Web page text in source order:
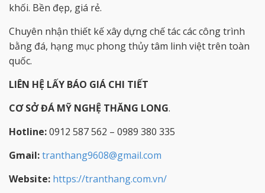
khối. Bền đẹp, giá rẻ.
Chuyên nhận thiết kế xây dựng chế tác các công trình
bằng đá, hạng mục phong thủy tâm linh việt trên toàn
quốc.
LIÊN HỆ LẤY BÁO GIÁ CHI TIẾT
CƠ SỞ ĐÁ MỸ NGHỆ THĂNG LONG.
Hotline:0912 587 562 – 0989 380 335
Gmail:tranthang9608@gmail.com
Website: https://tranthang.com.vn/